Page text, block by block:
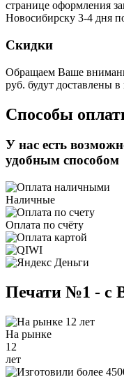
странице оформления
Новосибирску 3-4 дня
Скидки
Обращаем Ваше
руб. будут
Способы
У нас есть
удобным способом
Наличные
Оплата по счёту
Печати №1 - с
На рынке
12
лет